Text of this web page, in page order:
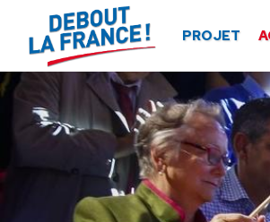
PROJET
Panneau de gestion des cookies